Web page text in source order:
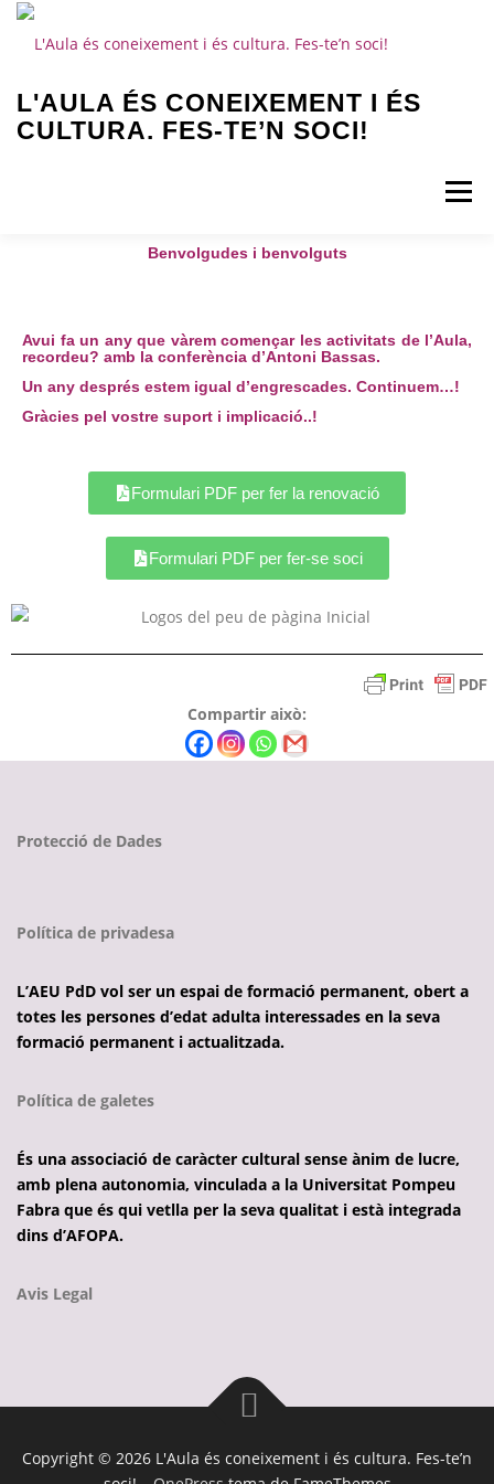
L'AULA ÉS CONEIXEMENT I ÉS
CULTURA. FES-TE’N SOCI!
Menú
FES-TE SOCI AGENDA ACTIVITATS
Benvolgudes i benvolguts
Avui fa un any que vàrem començar les activitats de l’Aula,
recordeu? amb la conferència d’Antoni Bassas.
Un any després estem igual d’engrescades. Continuem…!
Gràcies pel vostre suport i implicació..!
Formulari PDF per fer la renovació
Formulari PDF per fer-se soci
Compartir això:
Protecció de Dades
Política de privadesa
L’AEU PdD vol ser un espai de formació permanent, obert a
totes les persones d’edat adulta interessades en la seva
formació permanent i actualitzada.
Política de galetes
És una associació de caràcter cultural sense ànim de lucre,
amb plena autonomia, vinculada a la Universitat Pompeu
Fabra que és qui vetlla per la seva qualitat i està integrada
dins d’AFOPA.
Avis Legal
Copyright © 2026 L'Aula és coneixement i és cultura. Fes-te’n